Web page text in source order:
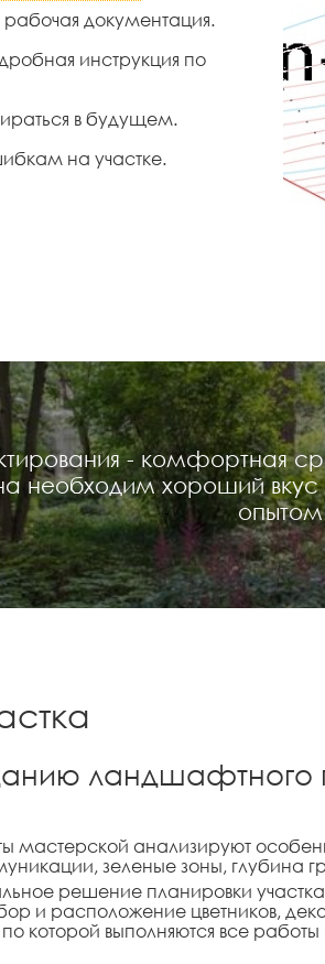
документация.
инструкция по
в будущем.
на участке.
- комфортная
необходим хороший
ландшафтного
мастерской анализируют
зеленые зоны, глубина
решение планировки
и расположение цветников,
которой выполняются все